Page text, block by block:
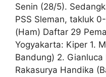
Senin (28/5).
PSS Sleman, takluk
(Ham) Daftar 29
Yogyakarta: Kiper 1.
Bandung) 2.
Rakasurya Handika